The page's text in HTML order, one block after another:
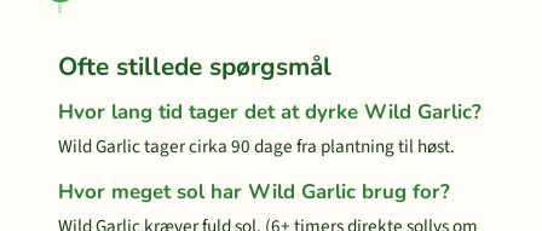
Ofte stillede spørgsmål
Hvor lang tid tager det at dyrke Wild Garlic?
Wild Garlic tager cirka 90 dage fra plantning til høst.
Hvor meget sol har Wild Garlic brug for?